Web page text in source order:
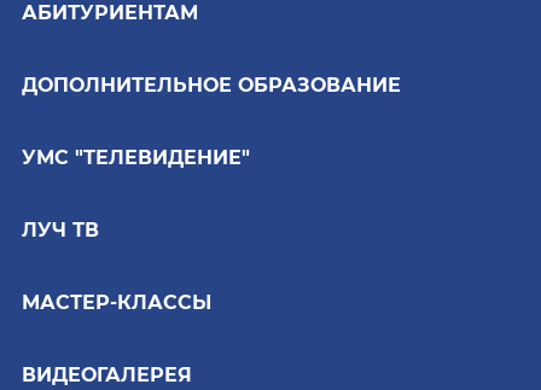
АБИТУРИЕНТАМ
ДОПОЛНИТЕЛЬНОЕ ОБРАЗОВАНИЕ
УМС "ТЕЛЕВИДЕНИЕ"
ЛУЧ ТВ
МАСТЕР-КЛАССЫ
ВИДЕОГАЛЕРЕЯ